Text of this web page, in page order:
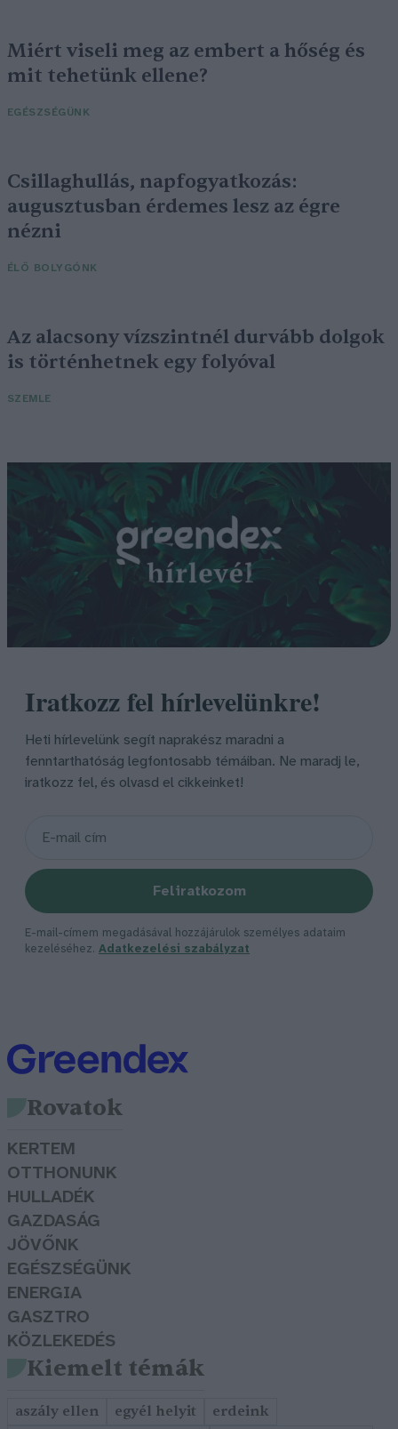
Miért viseli meg az embert a hőség és
mit tehetünk ellene?
EGÉSZSÉGÜNK
Csillaghullás, napfogyatkozás:
augusztusban érdemes lesz az égre
nézni
ÉLŐ BOLYGÓNK
Az alacsony vízszintnél durvább dolgok
is történhetnek egy folyóval
SZEMLE
Iratkozz fel hírlevelünkre!
Heti hírlevelünk segít naprakész maradni a
fenntarthatóság legfontosabb témáiban. Ne maradj le,
iratkozz fel, és olvasd el cikkeinket!
Feliratkozom
E-mail-címem megadásával hozzájárulok személyes adataim
kezeléséhez. Adatkezelési szabályzat
Rovatok
KERTEM
OTTHONUNK
HULLADÉK
GAZDASÁG
JÖVŐNK
EGÉSZSÉGÜNK
ENERGIA
GASZTRO
KÖZLEKEDÉS
Kiemelt témák
aszály ellen egyél helyit erdeink